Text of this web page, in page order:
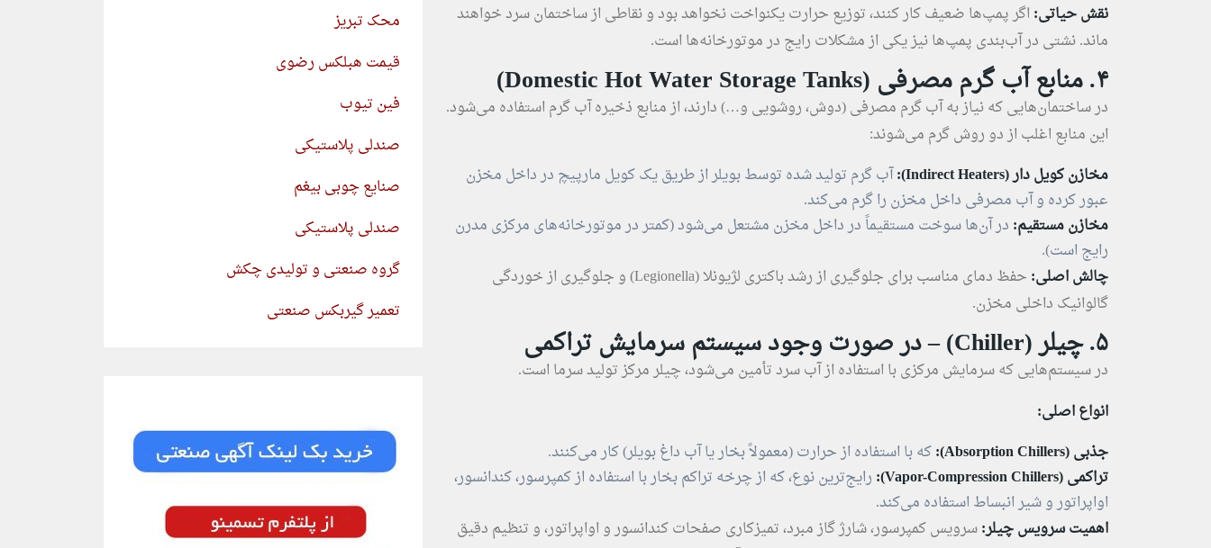
نقش حیاتی: اگر پمپ‌ها ضعیف کار کنند، توزیع حرارت یکنواخت نخواهد بود و نقاطی از ساختمان سرد خواهند
ماند. نشتی در آب‌بندی پمپ‌ها نیز یکی از مشکلات رایج در موتورخانه‌ها است.
۴. منابع آب گرم مصرفی (Domestic Hot Water Storage Tanks)
در ساختمان‌هایی که نیاز به آب گرم مصرفی (دوش، روشویی و…) دارند، از منابع ذخیره آب گرم استفاده می‌شود.
این منابع اغلب از دو روش گرم می‌شوند:
مخازن کویل‌ دار (Indirect Heaters):
آب گرم تولید شده توسط بویلر از طریق یک کویل مارپیچ در داخل مخزن
عبور کرده و آب مصرفی داخل مخزن را گرم می‌کند.
مخازن مستقیم: در آن‌ها سوخت مستقیماً در داخل مخزن مشتعل می‌شود (کمتر در موتورخانه‌های مرکزی مدرن
رایج است).
چالش اصلی:
حفظ دمای مناسب برای جلوگیری از رشد باکتری لژیونلا (Legionella) و جلوگیری از خوردگی
گالوانیک داخلی مخزن.
۵. چیلر (Chiller) – در صورت وجود سیستم سرمایش تراکمی
در سیستم‌هایی که سرمایش مرکزی با استفاده از آب سرد تأمین می‌شود، چیلر مرکز تولید سرما است.
انواع اصلی:
جذبی (Absorption Chillers):
که با استفاده از حرارت (معمولاً بخار یا آب داغ بویلر) کار می‌کنند.
تراکمی (Vapor-Compression Chillers):
رایج‌ترین نوع، که از چرخه تراکم بخار با استفاده از کمپرسور، کندانسور،
اواپراتور و شیر انبساط استفاده می‌کند.
اهمیت سرویس چیلر:سرویس کمپرسور، شارژ گاز مبرد، تمیزکاری صفحات کندانسور و اواپراتور، و تنظیم دقیق
محک تبریز
قیمت هبلکس رضوی
فین تیوب
صندلی پلاستیکی
صنایع چوبی بیغم
صندلی پلاستیکی
گروه صنعتی و تولیدی چکش
تعمیر گیربکس صنعتی